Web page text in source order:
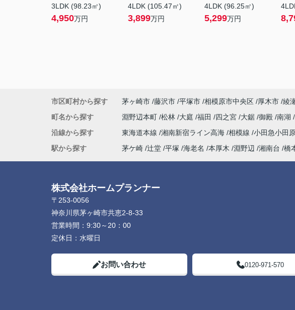
3LDK (98.23㎡)
4,950万円
4LDK (105.47㎡)
3,899万円
4LDK (96.25㎡)
5,299万円
市区町村から探す 茅ヶ崎市 藤沢市 平塚市 相模原市中央区 厚木市 綾
町名から探す
淵野辺本町 松林 大庭 福田 四之宮 大鋸 御殿 南湖
沿線から探す
東海道本線 湘南新宿ライン高海 相模線 小田急小田
駅から探す
茅ケ崎 辻堂 平塚 海老名 本厚木 淵野辺 湘南台 橋
株式会社ホームプランナー
〒253-0056
神奈川県茅ヶ崎市共恵2-8-33
営業時間： 9:30～20：00
定休日： 水曜日
お問い合わせ 0120-971-570